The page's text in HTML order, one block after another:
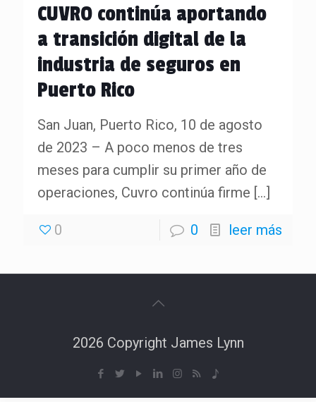
CUVRO continúa aportando
a transición digital de la
industria de seguros en
Puerto Rico
San Juan, Puerto Rico, 10 de agosto
de 2023 – A poco menos de tres
meses para cumplir su primer año de
operaciones, Cuvro continúa firme […]
0 0 leer más
2026 Copyright James Lynn